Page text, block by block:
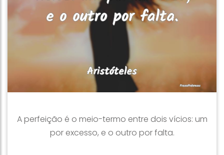
A perfeição é o meio-termo entre dois vícios: um
por excesso, e o outro por falta.